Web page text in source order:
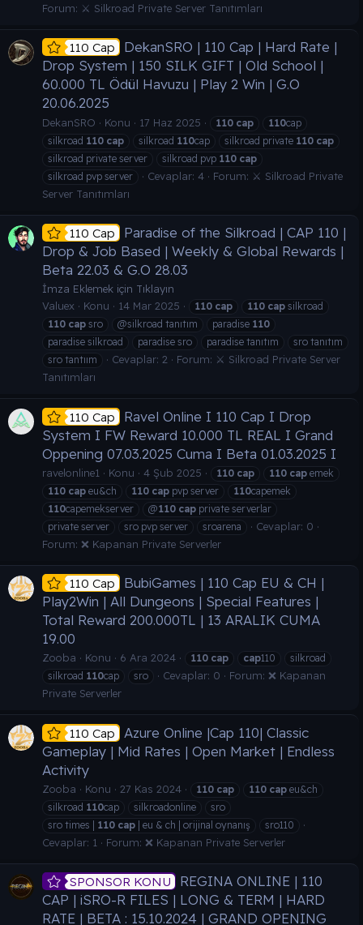
Forum: ⚔️ Silkroad Private Server Tanıtımları
110 Cap
DekanSRO | 110 Cap | Hard Rate |
Drop System | 150 SILK GIFT | Old School |
60.000 TL Ödül Havuzu | Play 2 Win | G.O
20.06.2025
DekanSRO Konu 17 Haz 2025 110 cap 110cap
silkroad 110 cap silkroad 110cap silkroad private 110 cap
silkroad private server
silkroad pvp 110 cap
silkroad pvp server
Cevaplar: 4 Forum: ⚔️ Silkroad Private
Server Tanıtımları
110 Cap
Paradise of the Silkroad | CAP 110 |
Drop & Job Based | Weekly & Global Rewards |
Beta 22.03 & G.O 28.03
İmza Eklemek için Tıklayın
Valuex
Konu 14 Mar 2025 110 cap 110 cap silkroad
110 cap sro @silkroad tanıtım paradise 110
paradise silkroad
paradise sro paradise tanıtım
sro tanıtım
sro tantıım
Cevaplar: 2 Forum: ⚔️ Silkroad Private Server
Tanıtımları
110 Cap
Ravel Online I 110 Cap I Drop
System I FW Reward 10.000 TL REAL I Grand
Oppening 07.03.2025 Cuma I Beta 01.03.2025 I
ravelonline1 Konu 4 Şub 2025 110 cap 110 cap emek
110 cap eu&ch 110 cap pvp server 110capemek
110capemekserver @110 cap private serverlar
private server
sro pvp server sroarena
Cevaplar: 0
Forum: ❌ Kapanan Private Serverler
110 Cap
BubiGames | 110 Cap EU & CH |
Play2Win | All Dungeons | Special Features |
Total Reward 200.000TL | 13 ARALIK CUMA
19.00
Zooba Konu 6 Ara 2024 110 cap cap110
silkroad
silkroad 110cap sro Cevaplar: 0 Forum: ❌ Kapanan
Private Serverler
110 Cap
Azure Online |Cap 110| Classic
Gameplay | Mid Rates | Open Market | Endless
Activity
Zooba Konu 27 Kas 2024 110 cap 110 cap eu&ch
silkroad 110cap silkroadonline
sro
sro times | 110 cap | eu & ch | orijinal oynanış sro110
Cevaplar: 1 Forum: ❌ Kapanan Private Serverler
SPONSOR KONU
REGINA ONLINE | 110
CAP | iSRO-R FILES | LONG & TERM | HARD
RATE | BETA : 15.10.2024 | GRAND OPENING